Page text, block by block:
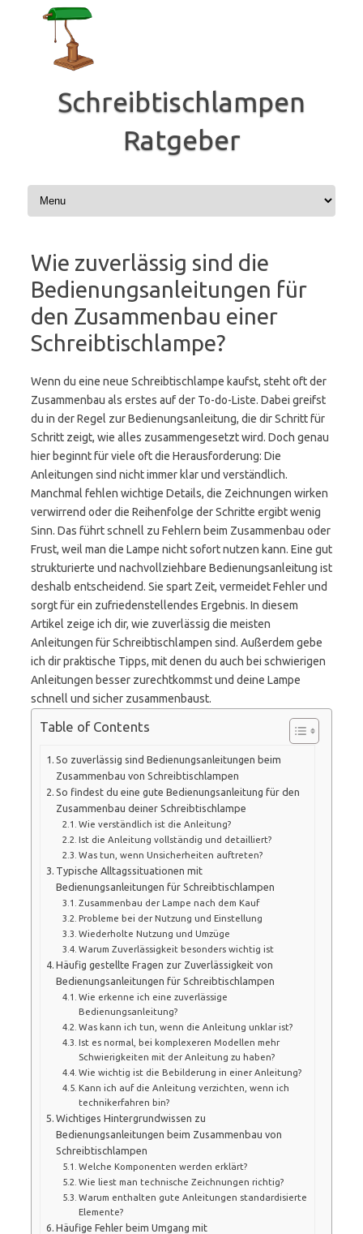
Inhalt
Schreibtischlampen
Ratgeber
Wie zuverlässig sind die
Bedienungsanleitungen für
den Zusammenbau einer
Schreibtischlampe?
Wenn du eine neue Schreibtischlampe kaufst, steht oft der
Zusammenbau als erstes auf der To-do-Liste. Dabei greifst
du in der Regel zur Bedienungsanleitung, die dir Schritt für
Schritt zeigt, wie alles zusammengesetzt wird. Doch genau
hier beginnt für viele oft die Herausforderung: Die
Anleitungen sind nicht immer klar und verständlich.
Manchmal fehlen wichtige Details, die Zeichnungen wirken
verwirrend oder die Reihenfolge der Schritte ergibt wenig
Sinn. Das führt schnell zu Fehlern beim Zusammenbau oder
Frust, weil man die Lampe nicht sofort nutzen kann. Eine gut
strukturierte und nachvollziehbare Bedienungsanleitung ist
deshalb entscheidend. Sie spart Zeit, vermeidet Fehler und
sorgt für ein zufriedenstellendes Ergebnis. In diesem
Artikel zeige ich dir, wie zuverlässig die meisten
Anleitungen für Schreibtischlampen sind. Außerdem gebe
ich dir praktische Tipps, mit denen du auch bei schwierigen
Anleitungen besser zurechtkommst und deine Lampe
schnell und sicher zusammenbaust.
Table of Contents
So zuverlässig sind Bedienungsanleitungen beim
Zusammenbau von Schreibtischlampen
So findest du eine gute Bedienungsanleitung für den
Zusammenbau deiner Schreibtischlampe
Wie verständlich ist die Anleitung?
Ist die Anleitung vollständig und detailliert?
Was tun, wenn Unsicherheiten auftreten?
Typische Alltagssituationen mit
Bedienungsanleitungen für Schreibtischlampen
Zusammenbau der Lampe nach dem Kauf
Probleme bei der Nutzung und Einstellung
Wiederholte Nutzung und Umzüge
Warum Zuverlässigkeit besonders wichtig ist
Häufig gestellte Fragen zur Zuverlässigkeit von
Bedienungsanleitungen für Schreibtischlampen
Wie erkenne ich eine zuverlässige
Bedienungsanleitung?
Was kann ich tun, wenn die Anleitung unklar ist?
Ist es normal, bei komplexeren Modellen mehr
Schwierigkeiten mit der Anleitung zu haben?
Wie wichtig ist die Bebilderung in einer Anleitung?
Kann ich auf die Anleitung verzichten, wenn ich
technikerfahren bin?
Wichtiges Hintergrundwissen zu
Bedienungsanleitungen beim Zusammenbau von
Schreibtischlampen
Welche Komponenten werden erklärt?
Wie liest man technische Zeichnungen richtig?
Warum enthalten gute Anleitungen standardisierte
Elemente?
Häufige Fehler beim Umgang mit